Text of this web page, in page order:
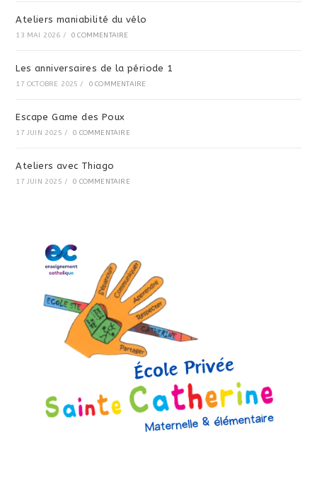
Ateliers maniabilité du vélo
13 MAI 2026 / 0 COMMENTAIRE
Les anniversaires de la période 1
17 OCTOBRE 2025 / 0 COMMENTAIRE
Escape Game des Poux
17 JUIN 2025 / 0 COMMENTAIRE
Ateliers avec Thiago
17 JUIN 2025 / 0 COMMENTAIRE